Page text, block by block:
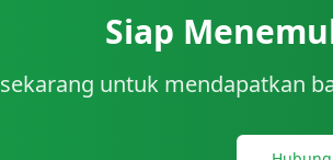
Siap
untuk mendapatkan